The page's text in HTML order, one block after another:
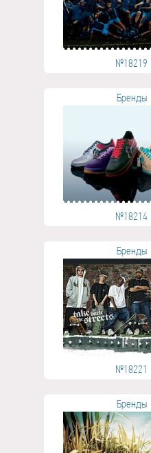
№18219
Бренды
№18214
Бренды
№18221
Бренды